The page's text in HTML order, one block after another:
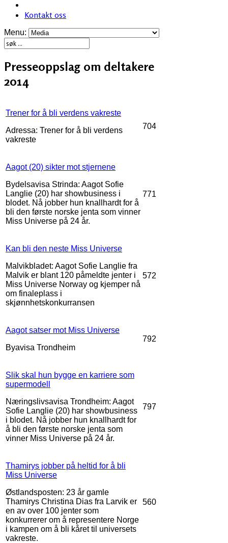
Kontakt oss
Menu:
Presseoppslag om deltakere
2014
Trener for å bli verdens vakreste
Adressa: Trener for å bli verdens
vakreste
704
Aagot (20) sikter mot stjernene
Bydelsavisa Strinda: Aagot Sofie
Langlie (20) har showbusiness i
blodet. Nå jobber hun knallhardt for å
bli den første norske jenta som vinner
Miss Universe på 24 år.
771
Kan bli den neste Miss Universe
Malvikbladet: Aagot Sofie Langlie fra
Malvik er blant 120 påmeldte jenter i
Miss Universe Norway og kjemper nå
om finaleplass i
skjønnhetskonkurransen
572
Aagot satser mot Miss Universe
Byavisa Trondheim
792
Slik skal hun bygge en karriere som
supermodell
Næringslivsavisa Trondheim: Aagot
Sofie Langlie (20) har showbusiness
i blodet. Nå jobber hun knallhardt for
å bli den første norske jenta som
vinner Miss Universe på 24 år.
797
Thamirys jobber på heltid for å bli
Miss Universe
Østlandsposten: 23 år gamle
Thamirys Christina Dias fra Larvik er
en av over 100 jenter som
konkurrerer om å representere Norge
i kampen om å bli kåret til universets
vakreste.
560